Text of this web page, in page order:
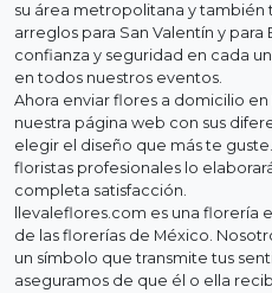
su área metropolitana y también
arreglos para San Valentín y para
confianza y seguridad en cada
en todos nuestros eventos.
Ahora enviar flores a domicilio
nuestra página web con sus
elegir el diseño que más te
floristas profesionales lo
completa satisfacción.
llevaleflores.com es una florería
de las florerías de México.
un símbolo que transmite tus
aseguramos de que él o ella